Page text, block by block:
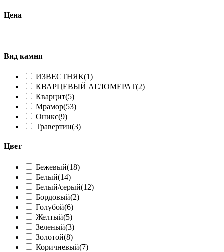
Цена
Вид камня
ИЗВЕСТНЯК(1)
КВАРЦЕВЫЙ АГЛОМЕРАТ(2)
Кварцит(5)
Мрамор(53)
Оникс(9)
Травертин(3)
Цвет
Бежевый(18)
Белый(14)
Белый/серый(12)
Бордовый(2)
Голубой(6)
Желтый(5)
Зеленый(3)
Золотой(8)
Коричневый(7)